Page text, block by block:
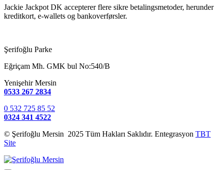
Jackie Jackpot DK accepterer flere sikre betalingsmetoder, herunder
kreditkort, e-wallets og bankoverførsler.
Şerifoğlu Parke
Eğriçam Mh. GMK bul No:540/B
Yenişehir Mersin
0533 267 2834
0 532 725 85 52
0324 341 4522
© Şerifoğlu Mersin 2025 Tüm Hakları Saklıdır. Entegrasyon TBT
Site